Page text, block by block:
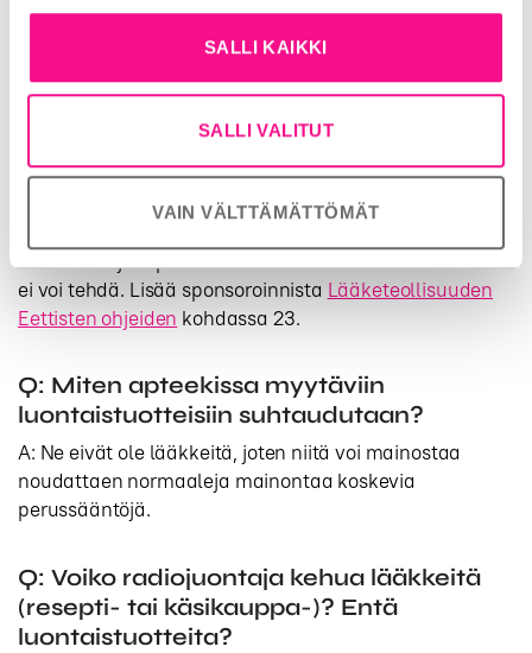
SALLI KAIKKI
SALLI VALITUT
VAIN VÄLTTÄMÄTTÖMÄT
viitattaisiin ohjelmaan esim. siten että tekstinä olisi
”Tämän Päivän Sään tarjoaa”.
Käytännössä lääkeyritys voi olla sponsorina radio-
ohjelmalle. Käytännössä se on mahdollista niin, että
sen alussa ja lopussa. Yksittäisellä lääkemerkillä tätä
ei voi tehdä. Lisää sponsoroinnista Lääketeollisuuden
Eettisten ohjeiden kohdassa 23.
Q: Miten apteekissa myytäviin
luontaistuotteisiin suhtaudutaan?
A: Ne eivät ole lääkkeitä, joten niitä voi mainostaa
noudattaen normaaleja mainontaa koskevia
perussääntöjä.
Q: Voiko radiojuontaja kehua lääkkeitä
(resepti- tai käsikauppa-)? Entä
luontaistuotteita?